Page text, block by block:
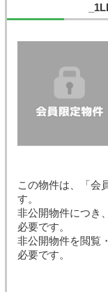
この物件は、「会
す。
非公開物件につき
必要です。
非公開物件を閲覧
必要です。